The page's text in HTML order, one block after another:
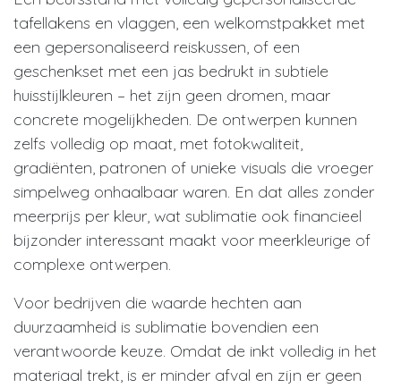
tafellakens en vlaggen, een welkomstpakket met
een gepersonaliseerd reiskussen, of een
geschenkset met een jas bedrukt in subtiele
huisstijlkleuren – het zijn geen dromen, maar
concrete mogelijkheden. De ontwerpen kunnen
zelfs volledig op maat, met fotokwaliteit,
gradiënten, patronen of unieke visuals die vroeger
simpelweg onhaalbaar waren. En dat alles zonder
meerprijs per kleur, wat sublimatie ook financieel
bijzonder interessant maakt voor meerkleurige of
complexe ontwerpen.
Voor bedrijven die waarde hechten aan
duurzaamheid is sublimatie bovendien een
verantwoorde keuze. Omdat de inkt volledig in het
materiaal trekt, is er minder afval en zijn er geen